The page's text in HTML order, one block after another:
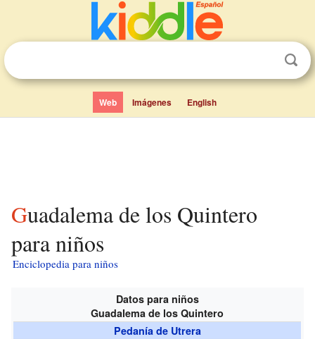
Web Imágenes English
Guadalema de los Quintero
para niños
Enciclopedia para niños
Datos para niños
Guadalema de los Quintero
Pedanía de Utrera